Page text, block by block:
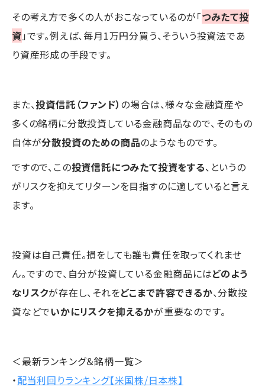
その考え方で多くの人がおこなっているのが「つみたて投
資 」です。例えば、毎月1万円分買う、そういう投資法であ
り資産形成の手段です。
また、投資信託（ファンド） の場合は、様々な金融資産や
多くの銘柄に分散投資している金融商品なので、そのもの
自体が分散投資のための商品のようなものです。
ですので、この投資信託につみたて投資をする、というの
がリスクを抑えてリターンを目指すのに適していると言え
ます。
投資は自己責任。損をしても誰も責任を取ってくれませ
ん。ですので、自分が投資している金融商品にはどのよう
なリスクが存在し、それをどこまで許容できるか、分散投
資などでいかにリスクを抑えるかが重要なのです。
＜最新ランキング＆銘柄一覧＞
・配当利回りランキング【米国株/日本株】